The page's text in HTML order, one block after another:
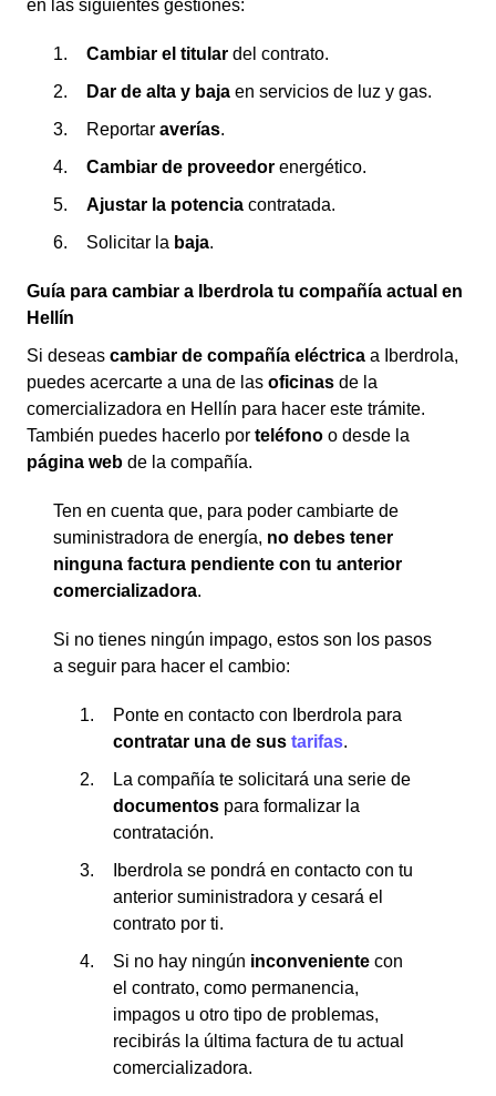
en las siguientes gestiones:
Cambiar el titular del contrato.
Dar de alta y baja en servicios de luz y gas.
Reportar averías.
Cambiar de proveedor energético.
Ajustar la potencia contratada.
Solicitar la baja.
Guía para cambiar a Iberdrola tu compañía actual en
Hellín
Si deseas cambiar de compañía eléctrica a Iberdrola,
puedes acercarte a una de las oficinas de la
comercializadora en Hellín para hacer este trámite.
También puedes hacerlo por teléfono o desde la
página web de la compañía.
Ten en cuenta que, para poder cambiarte de
suministradora de energía, no debes tener
ninguna factura pendiente con tu anterior
comercializadora.
Si no tienes ningún impago, estos son los pasos
a seguir para hacer el cambio:
Ponte en contacto con Iberdrola para
contratar una de sus tarifas.
La compañía te solicitará una serie de
documentos para formalizar la
contratación.
Iberdrola se pondrá en contacto con tu
anterior suministradora y cesará el
contrato por ti.
Si no hay ningún inconveniente con
el contrato, como permanencia,
impagos u otro tipo de problemas,
recibirás la última factura de tu actual
comercializadora.